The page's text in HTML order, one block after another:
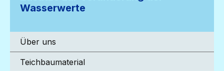
Wasserwerte
Über uns
Teichbaumaterial